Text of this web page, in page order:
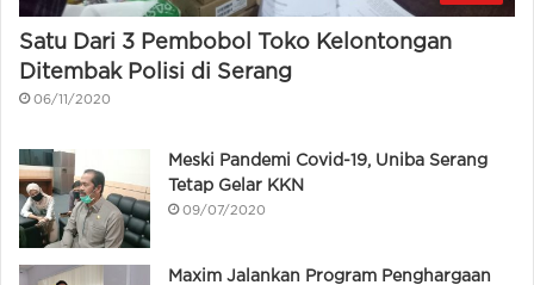
Satu Dari 3 Pembobol Toko Kelontongan
Ditembak Polisi di Serang
06/11/2020
Meski Pandemi Covid-19, Uniba Serang
Tetap Gelar KKN
09/07/2020
Maxim Jalankan Program Penghargaan